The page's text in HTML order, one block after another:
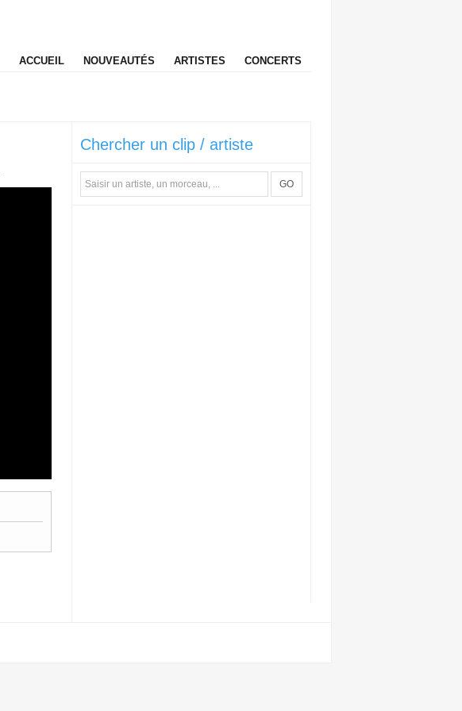
ACCUEIL NOUVEAUTÉS ARTISTES CONCERTS
Chercher un clip / artiste
GO